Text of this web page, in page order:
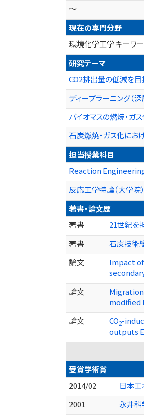
～
現在の専門分野
環境化学工学 キーワー
研究テーマ
CO2排出量の低減を
ディープラーニング（
バイオマスの燃焼・ガ
石炭燃焼・ガス化にお
担当授業科目
Reaction
反応工学特論（大学院
著書・論文歴
著書
21世紀を
著書
石炭技術
論文
Impact
論文
modified
論文
CO2-
outputs
受賞学術賞
2014/02
日本エ
2001
永井科